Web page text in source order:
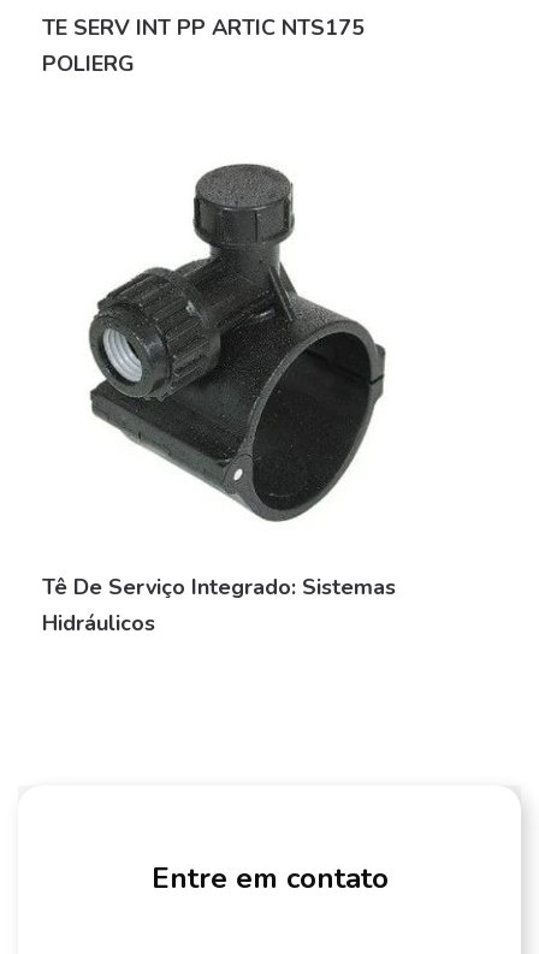
TE SERV INT PP ARTIC NTS175
POLIERG
Tê De Serviço Integrado: Sistemas
Hidráulicos
Entre em contato